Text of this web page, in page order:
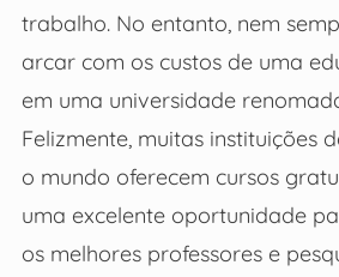
trabalho. No entanto, nem
arcar com os custos de uma
em uma universidade
Felizmente, muitas instituições
o mundo oferecem cursos
uma excelente oportunidade
os melhores professores e